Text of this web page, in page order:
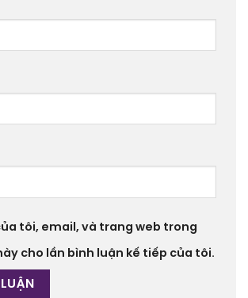
tôi, email, và trang web trong
cho lần bình luận kế tiếp của tôi.